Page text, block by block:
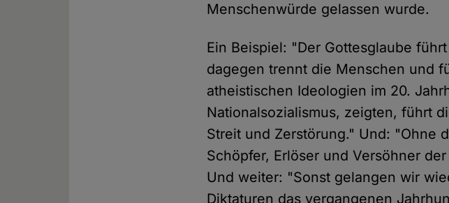
Menschenwürde gelassen wurde.
Ein Beispiel: "Der Gottesglaube
dagegen trennt die Menschen und
atheistischen Ideologien im 20.
Nationalsozialismus, zeigten, führt
Streit und Zerstörung." Und: "Ohne
Schöpfer, Erlöser und Versöhner
Und weiter: "Sonst gelangen wir
Diktaturen das vergangenen